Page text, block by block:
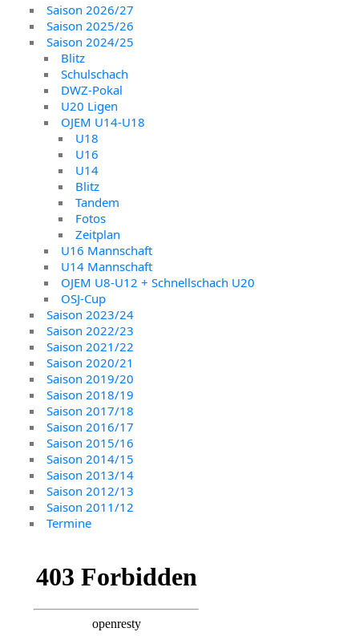
Saison 2026/27
Saison 2025/26
Saison 2024/25
Blitz
Schulschach
DWZ-Pokal
U20 Ligen
OJEM U14-U18
U18
U16
U14
Blitz
Tandem
Fotos
Zeitplan
U16 Mannschaft
U14 Mannschaft
OJEM U8-U12 + Schnellschach U20
OSJ-Cup
Saison 2023/24
Saison 2022/23
Saison 2021/22
Saison 2020/21
Saison 2019/20
Saison 2018/19
Saison 2017/18
Saison 2016/17
Saison 2015/16
Saison 2014/15
Saison 2013/14
Saison 2012/13
Saison 2011/12
Termine